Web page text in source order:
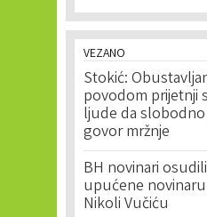
VEZANO
Stokić:
povodom prijetnji
ljude da slobodno
govor mržnje
BH novinari
upućene
Nikoli Vučiću